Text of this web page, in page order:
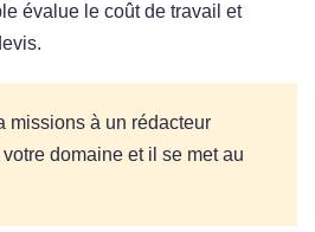
évalue le coût de travail et
missions à un rédacteur
domaine et il se met au